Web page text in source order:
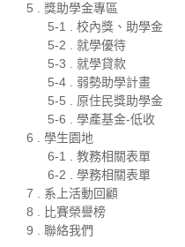
5 . 獎助學金專區
5-1 . 校內獎、助學金
5-2 . 就學優待
5-3 . 就學貸款
5-4 . 弱勢助學計畫
5-5 . 原住民獎助學金
5-6 . 學產基金-低收
6 . 學生園地
6-1 . 教務相關表單
6-2 . 學務相關表單
7 . 系上活動回顧
8 . 比賽榮譽榜
9 . 聯絡我們